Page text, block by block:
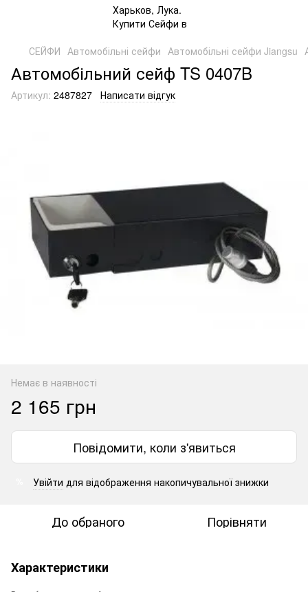
СЕЙФИ Автомобільні сейфи Автомобільні сейфи Jiangsu
Автомобільний сейф TS 0407B
Артикул: 2487827 Написати відгук
Немає в наявності
2 165 грн
Повідомити, коли з'явиться
Увійти для відображення накопичувальної знижки
До обраного Порівняти
Характеристики